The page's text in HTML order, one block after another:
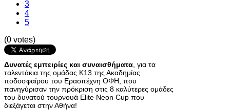
3
4
5
(0 votes)
Δυνατές εμπειρίες και συναισθήματα , για τα
ταλεντάκια της ομάδας Κ13 της Ακαδημίας
ποδοσφαίρου του Ερασιτέχνη ΟΦΗ, που
πανηγύρισαν την πρόκριση στις 8 καλύτερες ομάδες
του δυνατού τουρνουά Elite Neon Cup που
διεξάγεται στην Αθήνα!